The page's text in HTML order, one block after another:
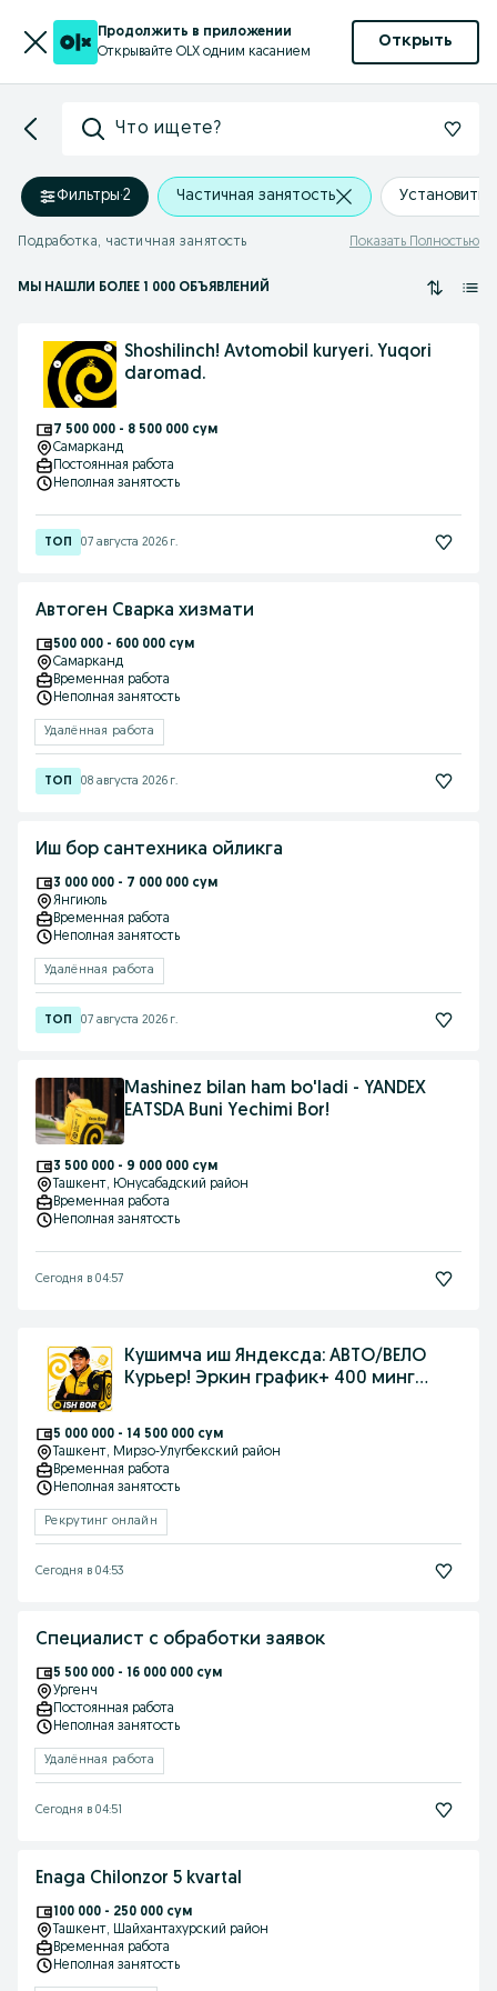
Продолжить в приложении
Открывайте OLX одним касанием
Открыть
Что ищете?
Фильтры·2 Частичная занятость Установить
Подработка, частичная занятость Показать Полностью
МЫ НАШЛИ БОЛЕЕ 1 000 ОБЪЯВЛЕНИЙ
Shoshilinch! Avtomobil kuryeri. Yuqori
daromad.
7 500 000 - 8 500 000 сум
Самарканд
Постоянная работа
Неполная занятость
07 августа 2026 г.
Автоген Сварка хизмати
500 000 - 600 000 сум
Самарканд
Временная работа
Неполная занятость
Удалённая работа
08 августа 2026 г.
Иш бор сантехника ойликга
3 000 000 - 7 000 000 сум
Янгиюль
Временная работа
Неполная занятость
Удалённая работа
07 августа 2026 г.
Mashinez bilan ham bo'ladi - YANDEX
EATSDA Buni Yechimi Bor!
3 500 000 - 9 000 000 сум
Ташкент, Юнусабадский район
Временная работа
Неполная занятость
Сегодня в 04:57
Кушимча иш Яндексда: АВТО/ВЕЛО
Курьер! Эркин график+ 400 минг
5 000 000 - 14 500 000 сум
Ташкент, Мирзо-Улугбекский район
Временная работа
Неполная занятость
Рекрутинг онлайн
Сегодня в 04:53
Специалист с обработки заявок
5 500 000 - 16 000 000 сум
Ургенч
Постоянная работа
Неполная занятость
Удалённая работа
Сегодня в 04:51
Enaga Chilonzor 5 kvartal
100 000 - 250 000 сум
Ташкент, Шайхантахурский район
Временная работа
Неполная занятость